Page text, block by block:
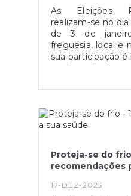
As Eleições
realizam-se no
de 3 de
freguesia, local e
sua participação
Proteja-se do
recomendações
17-DEZ-2025